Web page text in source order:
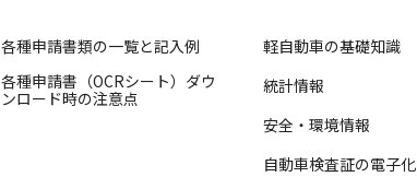
各種申請書類の一覧と記入例
各種申請書（OCRシート）ダウ
ンロード時の注意点
軽自動車の基礎知識
統計情報
安全・環境情報
自動車検査証の電子化